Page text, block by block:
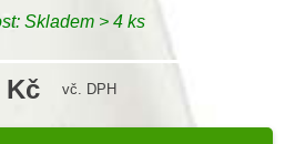
Skladem > 4 ks
Kč vč. DPH